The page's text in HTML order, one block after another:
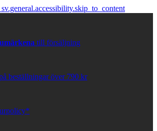
till försäljning
beställningar över 790 kr